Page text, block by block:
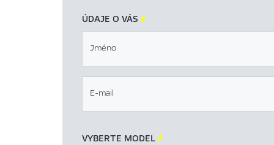
ÚDAJE O VÁS 
Jméno
E-mail
VYBERTE MODEL 